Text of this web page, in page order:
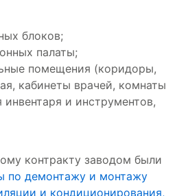
блоков;
палаты;
помещения (коридоры,
кабинеты врачей, комнаты
инвентаря и инструментов,
контракту заводом были
по демонтажу и монтажу
и кондиционирования,